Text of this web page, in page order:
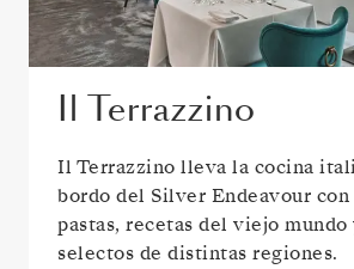
Il Terrazzino
Il Terrazzino lleva la cocina
bordo del Silver Endeavour
pastas, recetas del viejo
selectos de distintas regiones.